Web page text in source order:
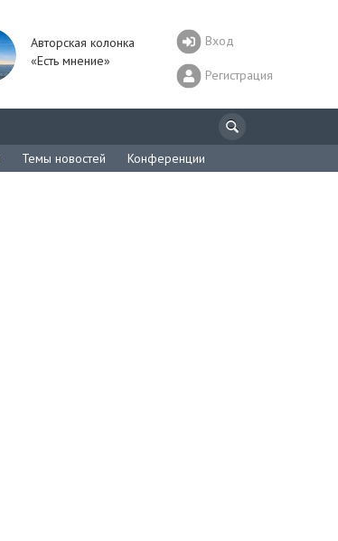
Авторская колонка
«Есть мнение»
Вход
Регистрация
Темы новостей Конференции